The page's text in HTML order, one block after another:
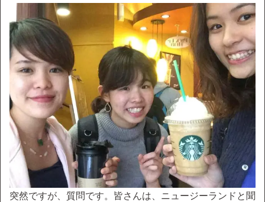
突然ですが、質問です。皆さんは、ニュージーランドと聞